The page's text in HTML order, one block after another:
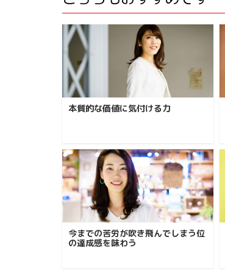
本質的な価値に気付ける力
今までの苦労が吹き飛んでしまう位
の達成感を味わう